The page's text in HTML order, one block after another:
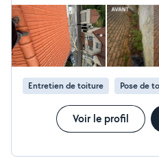
civile professionnelle, pour
sécurité et une tranquillité
Zone d'intervention : autour
60km ou plus SIRET : 993 266 097 00019 Devis rapide,
conseils personnalisés et
toiture entre de bonnes
Entretien de toiture Pose de
Voir le profil